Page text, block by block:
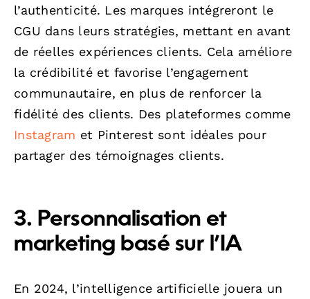
l’authenticité. Les marques intégreront le
CGU dans leurs stratégies, mettant en avant
de réelles expériences clients. Cela améliore
la crédibilité et favorise l’engagement
communautaire, en plus de renforcer la
fidélité des clients. Des plateformes comme
Instagram et Pinterest sont idéales pour
partager des témoignages clients.
3. Personnalisation et
marketing basé sur l’IA
En 2024, l’intelligence artificielle jouera un